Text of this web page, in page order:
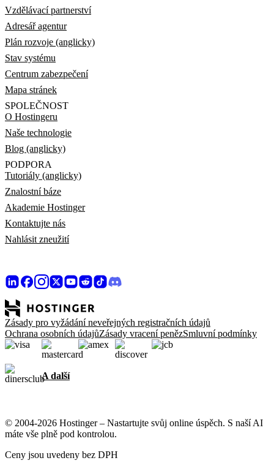
Vzdělávací partnerství
Adresář agentur
Plán rozvoje (anglicky)
Stav systému
Centrum zabezpečení
Mapa stránek
SPOLEČNOST
O Hostingeru
Naše technologie
Blog (anglicky)
PODPORA
Tutoriály (anglicky)
Znalostní báze
Akademie Hostinger
Kontaktujte nás
Nahlásit zneužití
Zásady pro vyžádání neveřejných registračních údajů
Ochrana osobních údajůZásady vracení penězSmluvní podmínky
A další
© 2004-2026 Hostinger – Nastartujte svůj online úspěch. S naší AI
máte vše plně pod kontrolou.
Ceny jsou uvedeny bez DPH